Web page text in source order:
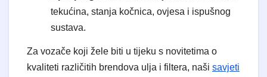
tekućina, stanja kočnica, ovjesa i ispušnog
sustava.
Za vozače koji žele biti u tijeku s novitetima o
kvaliteti različitih brendova ulja i filtera, naši savjeti